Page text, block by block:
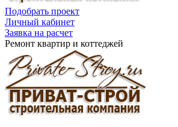
Подобрать проект
Личный кабинет
Заявка на расчет
Ремонт квартир и коттеджей